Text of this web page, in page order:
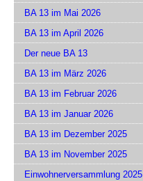
BA 13 im Mai 2026
BA 13 im April 2026
Der neue BA 13
BA 13 im März 2026
BA 13 im Februar 2026
BA 13 im Januar 2026
BA 13 im Dezember 2025
BA 13 im November 2025
Einwohnerversammlung 2025